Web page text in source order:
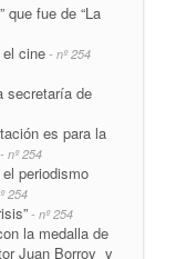
que fue de “La
cine - nº 254
secretaría de
es para la
- nº 254
periodismo
254
- nº 254
la medalla de
Juan Borroy y